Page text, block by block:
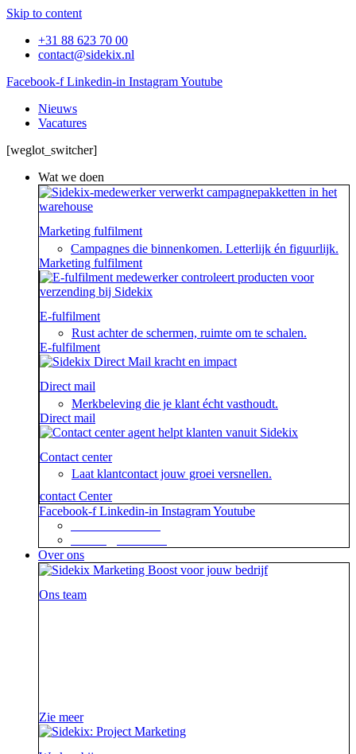
Skip to content
+31 88 623 70 00
contact@sidekix.nl
Facebook-f Linkedin-in InstagramYoutube
Nieuws
Vacatures
[weglot_switcher]
Wat we doen
Marketing fulfilment
Campagnes die binnenkomen. Letterlijk én figuurlijk.
Marketing fulfilment
E-fulfilment
Rust achter de schermen, ruimte om te schalen.
E-fulfilment
Direct mail
Merkbeleving die je klant écht vasthoudt.
Direct mail
Contact center
Laat klantcontact jouw groei versnellen.
contact Center
Facebook-f Linkedin-in InstagramYoutube
Over ons
Ons team
Zie meer